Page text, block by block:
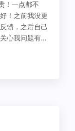
！一点都不
！之前我没更
馈，之后自己
心我问题有没